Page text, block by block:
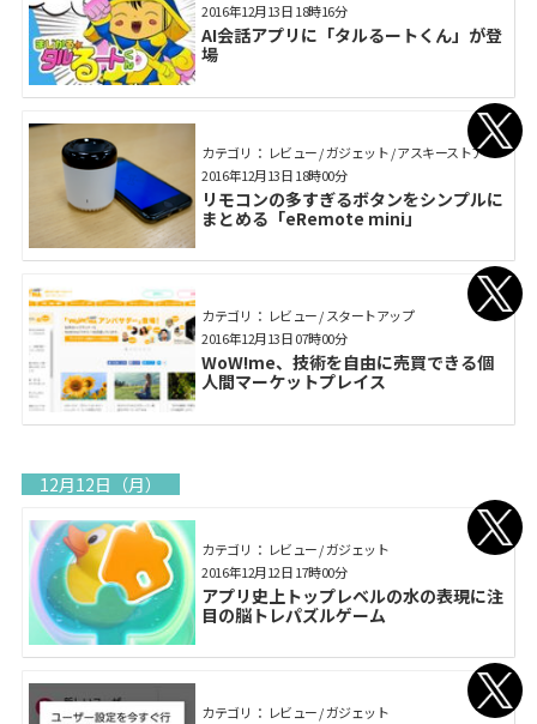
AI会話アプリに「タルるートくん」が登
場
2016年12月13日 18時16分
カテゴリ： レビュー / ガジェット / アスキーストア
リモコンの多すぎるボタンをシンプルに
まとめる「eRemote mini」
2016年12月13日 18時00分
カテゴリ： レビュー / スタートアップ
WoW!me、技術を自由に売買できる個
人間マーケットプレイス
2016年12月13日 07時00分
12月12日（月）
カテゴリ： レビュー / ガジェット
アプリ史上トップレベルの水の表現に注
目の脳トレパズルゲーム
2016年12月12日 17時00分
カテゴリ： レビュー / ガジェット